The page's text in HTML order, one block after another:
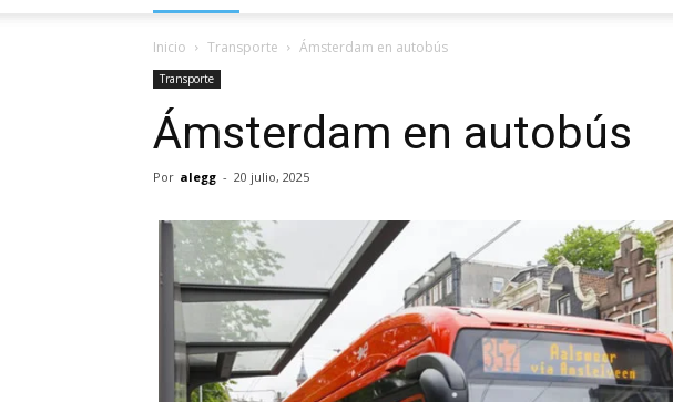
Inicio Transporte Ámsterdam en autobús
Transporte
Ámsterdam en autobús
Por alegg - 20 julio, 2025